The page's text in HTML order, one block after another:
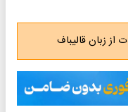
از زبان قالیباف